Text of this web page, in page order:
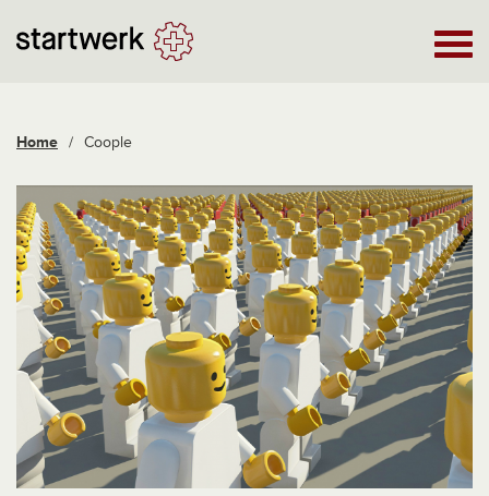
Home / Coople